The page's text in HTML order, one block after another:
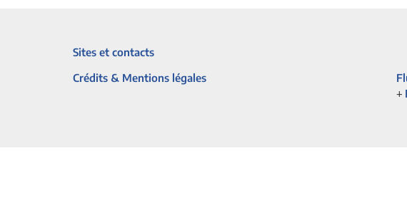
Sites et contacts
Crédits & Mentions légales
+